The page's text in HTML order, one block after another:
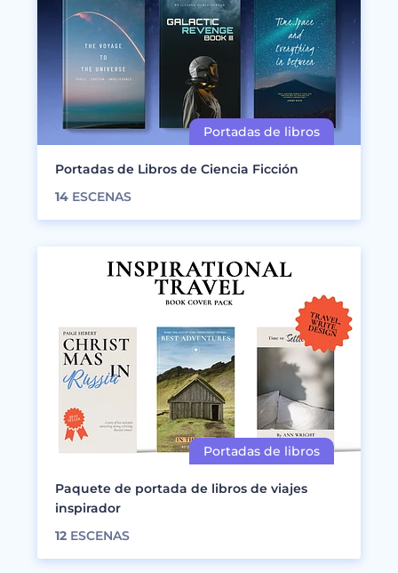
Portadas de Libros de Ciencia Ficción
14 ESCENAS
Paquete de portada de libros de viajes
inspirador
12 ESCENAS